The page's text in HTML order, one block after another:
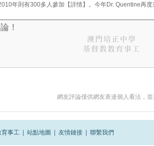
年則有300多人參加【詳情】。今年Dr. Quentine再
網友評論僅供網友表達個人看法，
育事工 站點地圖 友情鏈接 聯繫我們